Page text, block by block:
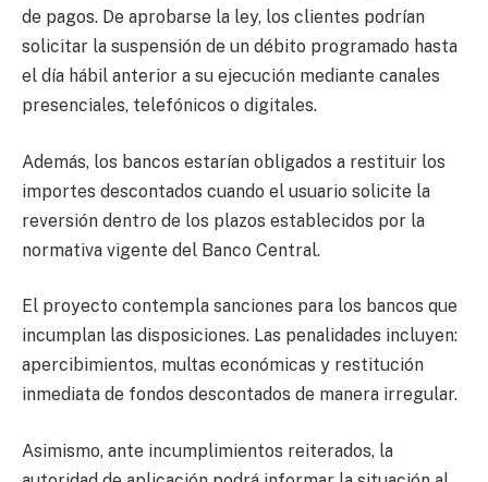
de pagos. De aprobarse la ley, los clientes podrían
solicitar la suspensión de un débito programado hasta
el día hábil anterior a su ejecución mediante canales
presenciales, telefónicos o digitales.
Además, los bancos estarían obligados a restituir los
importes descontados cuando el usuario solicite la
reversión dentro de los plazos establecidos por la
normativa vigente del Banco Central.
El proyecto contempla sanciones para los bancos que
incumplan las disposiciones. Las penalidades incluyen:
apercibimientos, multas económicas y restitución
inmediata de fondos descontados de manera irregular.
Asimismo, ante incumplimientos reiterados, la